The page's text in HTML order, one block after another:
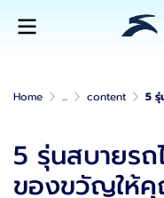
Home ... content 5 รุ่
5 รุ่นสบายร
ของขวัญให้